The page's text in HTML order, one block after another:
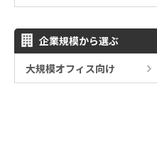
企業規模から選ぶ
大規模オフィス向け